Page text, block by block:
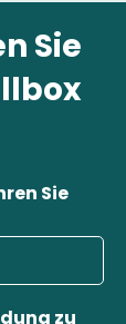
Sie
Sie
zu